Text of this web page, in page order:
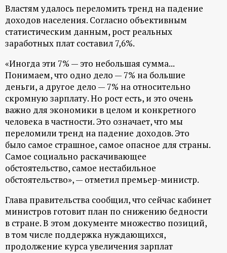
Властям удалось переломить тренд на падение
доходов населения. Согласно объективным
статистическим данным, рост реальных
заработных плат составил 7,6%.
«Иногда эти 7% — это небольшая сумма...
Понимаем, что одно дело — 7% на большие
деньги, а другое дело — 7% на относительно
скромную зарплату. Но рост есть, и это очень
важно для экономики в целом и конкретного
человека в частности. Это означает, что мы
переломили тренд на падение доходов. Это
было самое страшное, самое опасное для страны.
Самое социально раскачивающее
обстоятельство, самое нестабильное
обстоятельство», — отметил премьер-министр.
Глава правительства сообщил, что сейчас кабинет
министров готовит план по снижению бедности
в стране. В этом документе множество позиций,
в том числе поддержка нуждающихся,
продолжение курса увеличения зарплат